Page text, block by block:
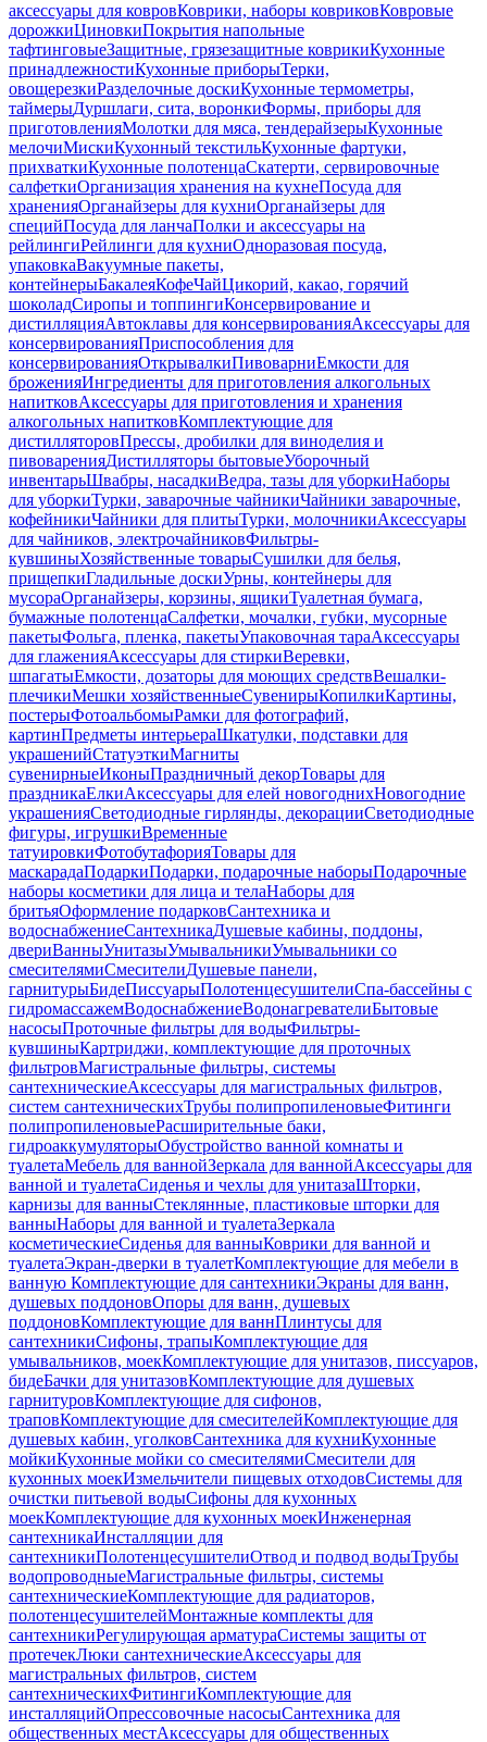
аксессуары для ковровКоврики, наборы ковриковКовровые
дорожкиЦиновкиПокрытия напольные
тафтинговыеЗащитные, грязезащитные коврикиКухонные
принадлежностиКухонные приборыТерки,
овощерезкиРазделочные доскиКухонные термометры,
таймерыДуршлаги, сита, воронкиФормы, приборы для
приготовленияМолотки для мяса, тендерайзерыКухонные
мелочиМискиКухонный текстильКухонные фартуки,
прихваткиКухонные полотенцаСкатерти, сервировочные
салфеткиОрганизация хранения на кухнеПосуда для
храненияОрганайзеры для кухниОрганайзеры для
специйПосуда для ланчаПолки и аксессуары на
рейлингиРейлинги для кухниОдноразовая посуда,
упаковкаВакуумные пакеты,
контейнерыБакалеяКофеЧайЦикорий, какао, горячий
шоколадСиропы и топпингиКонсервирование и
дистилляцияАвтоклавы для консервированияАксессуары для
консервированияПриспособления для
консервированияОткрывалкиПивоварниЕмкости для
броженияИнгредиенты для приготовления алкогольных
напитковАксессуары для приготовления и хранения
алкогольных напитковКомплектующие для
дистилляторовПрессы, дробилки для виноделия и
пивоваренияДистилляторы бытовыеУборочный
инвентарьШвабры, насадкиВедра, тазы для уборкиНаборы
для уборкиТурки, заварочные чайникиЧайники заварочные,
кофейникиЧайники для плитыТурки, молочникиАксессуары
для чайников, электрочайниковФильтры-
кувшиныХозяйственные товарыСушилки для белья,
прищепкиГладильные доскиУрны, контейнеры для
мусораОрганайзеры, корзины, ящикиТуалетная бумага,
бумажные полотенцаСалфетки, мочалки, губки, мусорные
пакетыФольга, пленка, пакетыУпаковочная тараАксессуары
для глаженияАксессуары для стиркиВеревки,
шпагатыЕмкости, дозаторы для моющих средствВешалки-
плечикиМешки хозяйственныеСувенирыКопилкиКартины,
постерыФотоальбомыРамки для фотографий,
картинПредметы интерьераШкатулки, подставки для
украшенийСтатуэткиМагниты
сувенирныеИконыПраздничный декорТовары для
праздникаЕлкиАксессуары для елей новогоднихНовогодние
украшенияСветодиодные гирлянды, декорацииСветодиодные
фигуры, игрушкиВременные
татуировкиФотобутафорияТовары для
маскарадаПодаркиПодарки, подарочные наборыПодарочные
наборы косметики для лица и телаНаборы для
бритьяОформление подарковСантехника и
водоснабжениеСантехникаДушевые кабины, поддоны,
двериВанныУнитазыУмывальникиУмывальники со
смесителямиСмесителиДушевые панели,
гарнитурыБидеПиссуарыПолотенцесушителиСпа-бассейны с
гидромассажемВодоснабжениеВодонагревателиБытовые
насосыПроточные фильтры для водыФильтры-
кувшиныКартриджи, комплектующие для проточных
фильтровМагистральные фильтры, системы
сантехническиеАксессуары для магистральных фильтров,
систем сантехническихТрубы полипропиленовыеФитинги
полипропиленовыеРасширительные баки,
гидроаккумуляторыОбустройство ванной комнаты и
туалетаМебель для ваннойЗеркала для ваннойАксессуары для
ванной и туалетаСиденья и чехлы для унитазаШторки,
карнизы для ванныСтеклянные, пластиковые шторки для
ванныНаборы для ванной и туалетаЗеркала
косметическиеСиденья для ванныКоврики для ванной и
туалетаЭкран-дверки в туалетКомплектующие для мебели в
ванную Комплектующие для сантехникиЭкраны для ванн,
душевых поддоновОпоры для ванн, душевых
поддоновКомплектующие для ваннПлинтусы для
сантехникиСифоны, трапыКомплектующие для
умывальников, моекКомплектующие для унитазов, писсуаров,
бидеБачки для унитазовКомплектующие для душевых
гарнитуровКомплектующие для сифонов,
траповКомплектующие для смесителейКомплектующие для
душевых кабин, уголковСантехника для кухниКухонные
мойкиКухонные мойки со смесителямиСмесители для
кухонных моекИзмельчители пищевых отходовСистемы для
очистки питьевой водыСифоны для кухонных
моекКомплектующие для кухонных моекИнженерная
сантехникаИнсталляции для
сантехникиПолотенцесушителиОтвод и подвод водыТрубы
водопроводныеМагистральные фильтры, системы
сантехническиеКомплектующие для радиаторов,
полотенцесушителейМонтажные комплекты для
сантехникиРегулирующая арматураСистемы защиты от
протечекЛюки сантехническиеАксессуары для
магистральных фильтров, систем
сантехническихФитингиКомплектующие для
инсталляцийОпрессовочные насосыСантехника для
общественных местАксессуары для общественных